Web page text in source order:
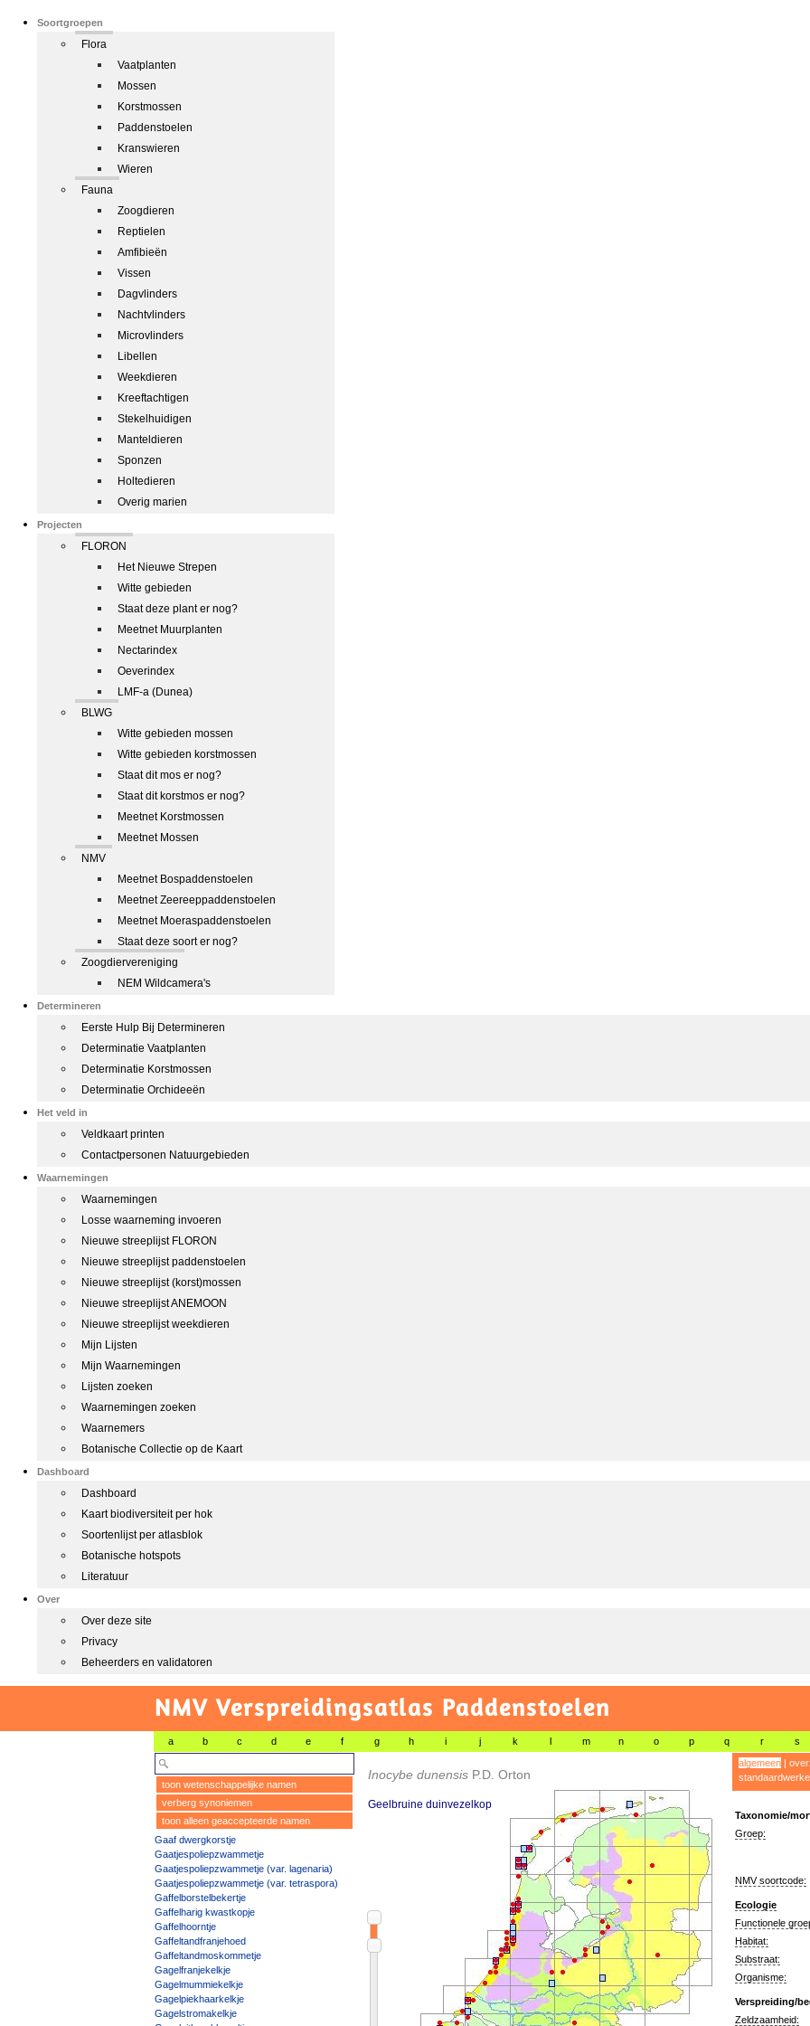
Soortgroepen
Flora
Vaatplanten
Mossen
Korstmossen
Paddenstoelen
Kranswieren
Wieren
Fauna
Zoogdieren
Reptielen
Amfibieën
Vissen
Dagvlinders
Nachtvlinders
Microvlinders
Libellen
Weekdieren
Kreeftachtigen
Stekelhuidigen
Manteldieren
Sponzen
Holtedieren
Overig marien
Projecten
FLORON
Het Nieuwe Strepen
Witte gebieden
Staat deze plant er nog?
Meetnet Muurplanten
Nectarindex
Oeverindex
LMF-a (Dunea)
BLWG
Witte gebieden mossen
Witte gebieden korstmossen
Staat dit mos er nog?
Staat dit korstmos er nog?
Meetnet Korstmossen
Meetnet Mossen
NMV
Meetnet Bospaddenstoelen
Meetnet Zeereeppaddenstoelen
Meetnet Moeraspaddenstoelen
Staat deze soort er nog?
Zoogdiervereniging
NEM Wildcamera's
Determineren
Eerste Hulp Bij Determineren
Determinatie Vaatplanten
Determinatie Korstmossen
Determinatie Orchideeën
Het veld in
Veldkaart printen
Contactpersonen Natuurgebieden
Waarnemingen
Waarnemingen
Losse waarneming invoeren
Nieuwe streeplijst FLORON
Nieuwe streeplijst paddenstoelen
Nieuwe streeplijst (korst)mossen
Nieuwe streeplijst ANEMOON
Nieuwe streeplijst weekdieren
Mijn Lijsten
Mijn Waarnemingen
Lijsten zoeken
Waarnemingen zoeken
Waarnemers
Botanische Collectie op de Kaart
Dashboard
Dashboard
Kaart biodiversiteit per hok
Soortenlijst per atlasblok
Botanische hotspots
Literatuur
Over
Over deze site
Privacy
Beheerders en validatoren
NMV Verspreidingsatlas Paddenstoelen
a b c d e f g h i j k l m n o p q r s
toon wetenschappelijke namen
verberg synoniemen
toon alleen geaccepteerde namen
Gaaf dwergkorstje
Gaatjespoliepzwammetje
Gaatjespoliepzwammetje (var. lagenaria)
Gaatjespoliepzwammetje (var. tetraspora)
Gaffelborstelbekertje
Gaffelharig kwastkopje
Gaffelhoorntje
Gaffeltandfranjehoed
Gaffeltandmoskommetje
Gagelfranjekelkje
Gagelmummiekelkje
Gagelpiekhaarkelkje
Gagelstromakelkje
Inocybe dunensis P.D. Orton
Geelbruine duinvezelkop
algemeen|
Taxonomie/
Groep:
NMV soortcode:
Ecologie
Functionele
Habitat:
Substraat:
Organisme:
Verspreiding/
Zeldzaamheid: